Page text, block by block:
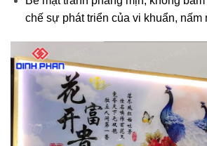
chế sự phát triển của vi khuẩn, nấm